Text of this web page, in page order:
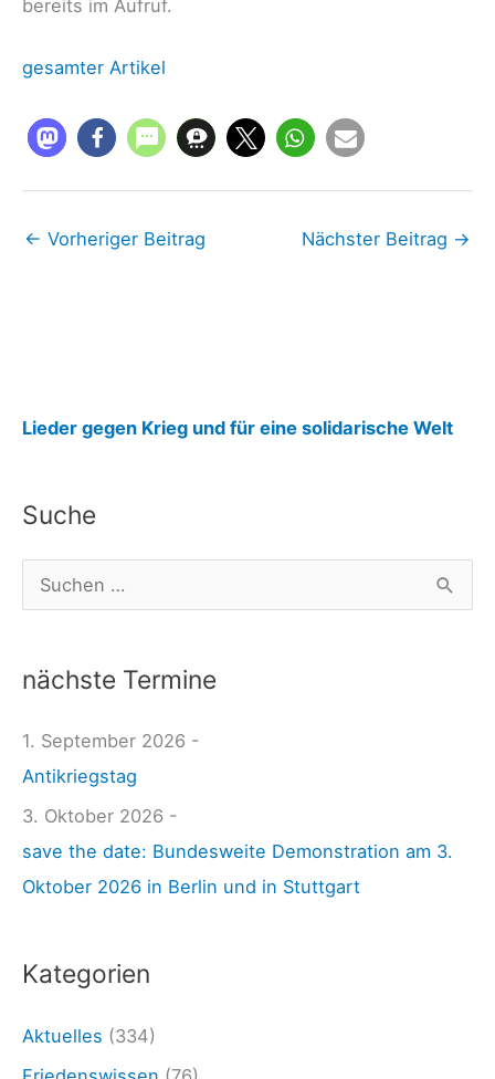
bereits im Aufruf.
gesamter Artikel
← Vorheriger Beitrag Nächster Beitrag →
Lieder gegen Krieg und für eine solidarische Welt:
o
Suche
u
h
n
n
a
c
h
nächste Termine
1. September 2026 -
Antikriegstag
3. Oktober 2026 -
save the date: Bundesweite Demonstration am 3.
Oktober 2026 in Berlin und in Stuttgart
Kategorien
Aktuelles (334)